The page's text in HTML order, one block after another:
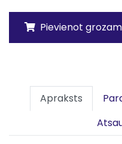
Pievienot grozam
Apraksts